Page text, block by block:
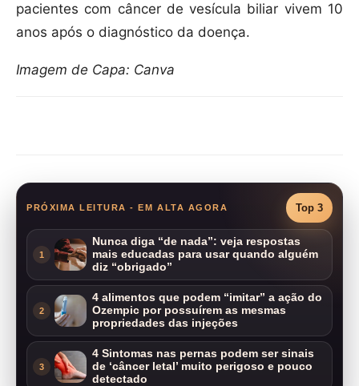
pacientes com câncer de vesícula biliar vivem 10
anos após o diagnóstico da doença.
Imagem de Capa: Canva
PRÓXIMA LEITURA - EM ALTA AGORA Top 3
1
Nunca diga “de nada”: veja respostas
mais educadas para usar quando alguém
diz “obrigado”
2
4 alimentos que podem “imitar” a ação do
Ozempic por possuírem as mesmas
propriedades das injeções
3
4 Sintomas nas pernas podem ser sinais
de ‘câncer letal’ muito perigoso e pouco
detectado